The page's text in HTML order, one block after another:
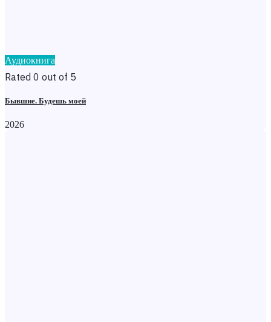
Аудиокнига
Rated 0 out of 5
Бывшие. Будешь моей
2026